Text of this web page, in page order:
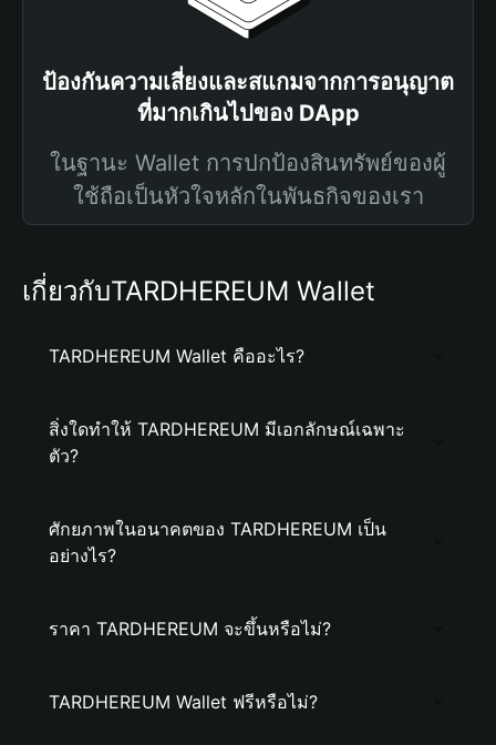
ป้องกันความเสี่ยงและสแกมจากการอนุญาต
ที่มากเกินไปของ DApp
ในฐานะ Wallet การปกป้องสินทรัพย์ของผู้
ใช้ถือเป็นหัวใจหลักในพันธกิจของเรา
เกี่ยวกับTARDHEREUM Wallet
TARDHEREUM Wallet คืออะไร?
สิ่งใดทำให้ TARDHEREUM มีเอกลักษณ์เฉพาะ
ตัว?
ศักยภาพในอนาคตของ TARDHEREUM เป็น
อย่างไร?
ราคา TARDHEREUM จะขึ้นหรือไม่?
TARDHEREUM Wallet ฟรีหรือไม่?